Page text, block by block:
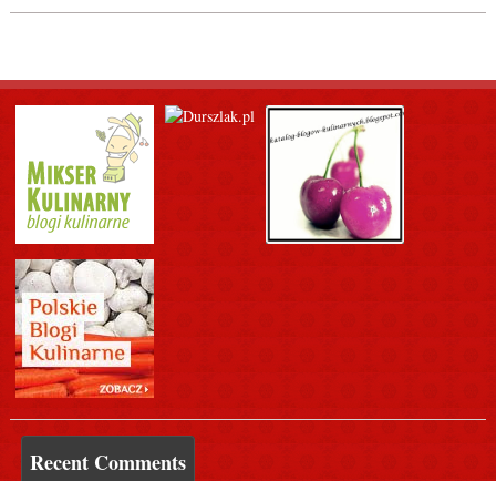
Recent Comments